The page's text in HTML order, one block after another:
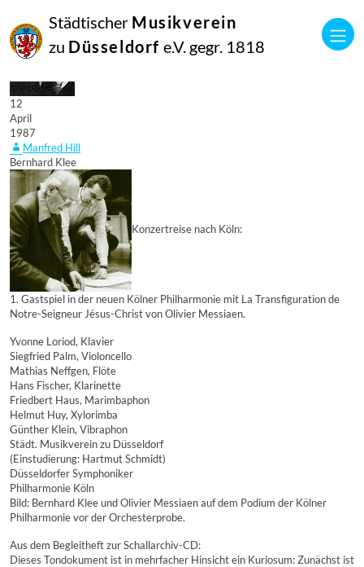
Städtischer Musikverein
zu Düsseldorf e.V. gegr. 1818
12
April
1987
Manfred Hill
Bernhard Klee
Konzertreise nach Köln:
1. Gastspiel in der neuen Kölner Philharmonie mit La Transfiguration de
Notre-Seigneur Jésus-Christ von Olivier Messiaen.
Yvonne Loriod, Klavier
Siegfried Palm, Violoncello
Mathias Neffgen, Flöte
Hans Fischer, Klarinette
Friedbert Haus, Marimbaphon
Helmut Huy, Xylorimba
Günther Klein, Vibraphon
Städt. Musikverein zu Düsseldorf
(Einstudierung: Hartmut Schmidt)
Düsseldorfer Symphoniker
Philharmonie Köln
Bild: Bernhard Klee und Olivier Messiaen auf dem Podium der Kölner
Philharmonie vor der Orchesterprobe.
Aus dem Begleitheft zur Schallarchiv-CD:
Dieses Tondokument ist in mehrfacher Hinsicht ein Kuriosum: Zunächst ist